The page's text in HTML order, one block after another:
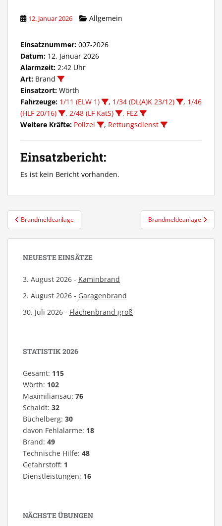
12. Januar 2026 Allgemein
Einsatznummer: 007-2026
Datum: 12. Januar 2026
Alarmzeit: 2:42 Uhr
Art: Brand
Einsatzort: Wörth
Fahrzeuge: 1/11 (ELW 1) , 1/34 (DL(A)K 23/12) , 1/46
(HLF 20/16)
, 2/48 (LF KatS) , FEZ
Weitere Kräfte: Polizei , Rettungsdienst
Einsatzbericht:
Es ist kein Bericht vorhanden.
Beitragsnavigation
Brandmeldeanlage Brandmeldeanlage
NEUESTE EINSÄTZE
3. August 2026 - Kaminbrand
2. August 2026 - Garagenbrand
30. Juli 2026 - Flächenbrand groß
STATISTIK 2026
Gesamt: 115
Wörth: 102
Maximiliansau: 76
Schaidt: 32
Büchelberg: 30
davon Fehlalarme: 18
Brand: 49
Technische Hilfe: 48
Gefahrstoff: 1
Dienstleistungen: 16
NÄCHSTE ÜBUNGEN